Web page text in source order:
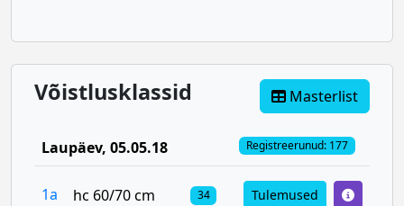
Võistlusklassid Masterlist
Laupäev, 05.05.18 Registreerunud: 177
1a hc 60/70 cm 34 Tulemused